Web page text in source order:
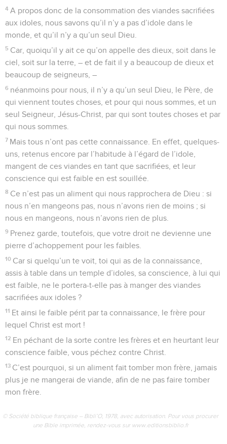
4 A propos donc de la consommation des viandes sacrifiées
aux idoles, nous savons qu’il n’y a pas d’idole dans le
monde, et qu’il n’y a qu’un seul Dieu.
5 Car, quoiqu’il y ait ce qu’on appelle des dieux, soit dans le
ciel, soit sur la terre, – et de fait il y a beaucoup de dieux et
beaucoup de seigneurs, –
6 néanmoins pour nous, il n’y a qu’un seul Dieu, le Père, de
qui viennent toutes choses, et pour qui nous sommes, et un
seul Seigneur, Jésus-Christ, par qui sont toutes choses et par
qui nous sommes.
7 Mais tous n’ont pas cette connaissance. En effet, quelques-
uns, retenus encore par l’habitude à l’égard de l’idole,
mangent de ces viandes en tant que sacrifiées, et leur
conscience qui est faible en est souillée.
8 Ce n’est pas un aliment qui nous rapprochera de Dieu : si
nous n’en mangeons pas, nous n’avons rien de moins ; si
nous en mangeons, nous n’avons rien de plus.
9 Prenez garde, toutefois, que votre droit ne devienne une
pierre d’achoppement pour les faibles.
10 Car si quelqu’un te voit, toi qui as de la connaissance,
assis à table dans un temple d’idoles, sa conscience, à lui qui
est faible, ne le portera-t-elle pas à manger des viandes
sacrifiées aux idoles ?
11 Et ainsi le faible périt par ta connaissance, le frère pour
lequel Christ est mort !
12 En péchant de la sorte contre les frères et en heurtant leur
conscience faible, vous péchez contre Christ.
13 C’est pourquoi, si un aliment fait tomber mon frère, jamais
plus je ne mangerai de viande, afin de ne pas faire tomber
mon frère.
© Société biblique française – Bibli’O, 1978, avec autorisation. Pour vous procurer
une Bible imprimée, rendez-vous sur www.editionsbiblio.fr